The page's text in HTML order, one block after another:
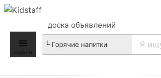
доска объявлений